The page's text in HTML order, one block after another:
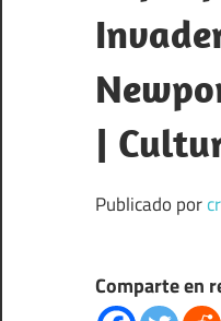
|
Publicado por
Comparte en